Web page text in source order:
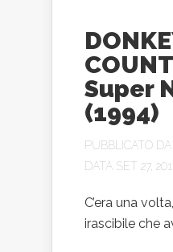
Super
(1994)
PUBBLICATO DA
DATA SET 27,
C’era una
irascibile che